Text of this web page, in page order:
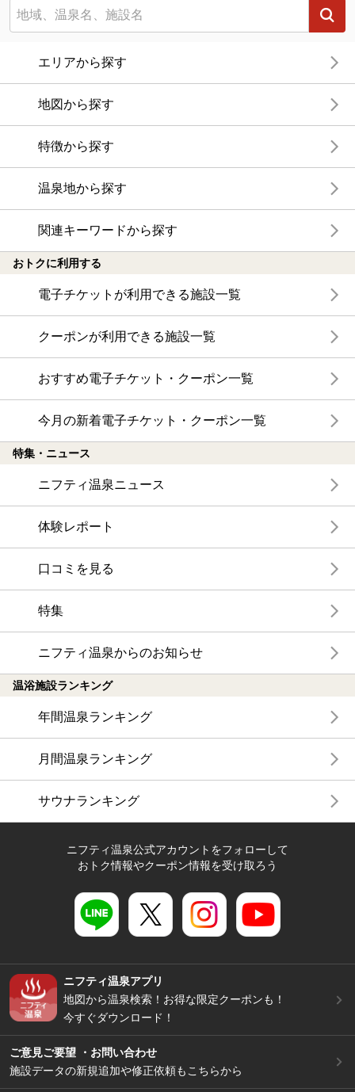
エリアから探す
地図から探す
特徴から探す
温泉地から探す
関連キーワードから探す
おトクに利用する
電子チケットが利用できる施設一覧
クーポンが利用できる施設一覧
おすすめ電子チケット・クーポン一覧
今月の新着電子チケット・クーポン一覧
特集・ニュース
ニフティ温泉ニュース
体験レポート
口コミを見る
特集
ニフティ温泉からのお知らせ
温浴施設ランキング
年間温泉ランキング
月間温泉ランキング
サウナランキング
ニフティ温泉公式アカウントをフォローして
おトク情報やクーポン情報を受け取ろう
ニフティ温泉アプリ
地図から温泉検索！お得な限定クーポンも！
今すぐダウンロード！
ご意見ご要望 ・お問い合わせ
施設データの新規追加や修正依頼もこちらから